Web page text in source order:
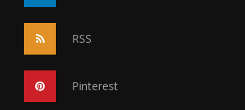
RSS
Pinterest